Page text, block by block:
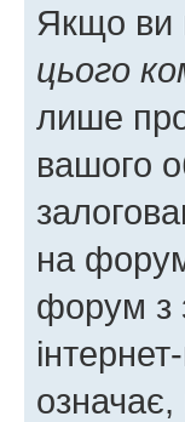
Якщо ви
цього
лише
вашого
на
форум з